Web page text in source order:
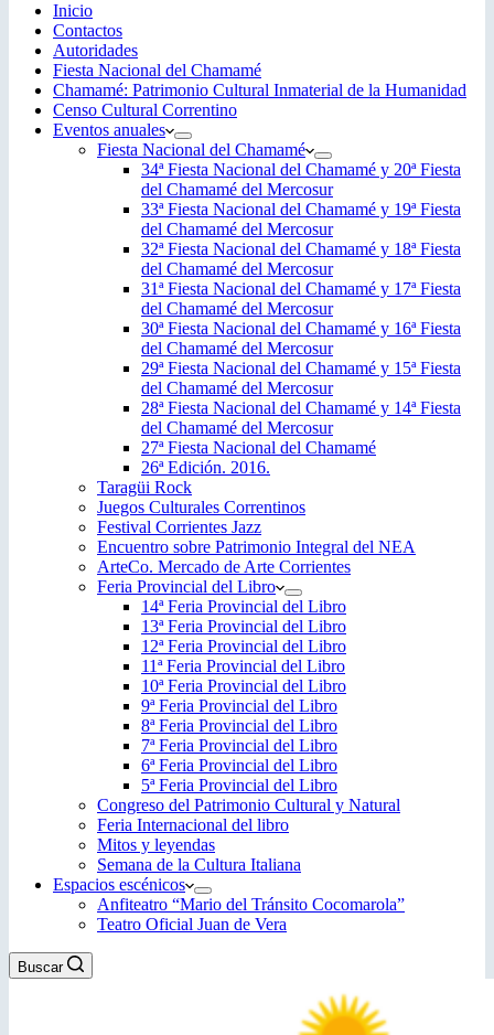
Inicio
Contactos
Autoridades
Fiesta Nacional del Chamamé
Chamamé: Patrimonio Cultural Inmaterial de la Humanidad
Censo Cultural Correntino
Eventos anuales
Fiesta Nacional del Chamamé
34ª Fiesta Nacional del Chamamé y 20ª Fiesta
del Chamamé del Mercosur
33ª Fiesta Nacional del Chamamé y 19ª Fiesta
del Chamamé del Mercosur
32ª Fiesta Nacional del Chamamé y 18ª Fiesta
del Chamamé del Mercosur
31ª Fiesta Nacional del Chamamé y 17ª Fiesta
del Chamamé del Mercosur
30ª Fiesta Nacional del Chamamé y 16ª Fiesta
del Chamamé del Mercosur
29ª Fiesta Nacional del Chamamé y 15ª Fiesta
del Chamamé del Mercosur
28ª Fiesta Nacional del Chamamé y 14ª Fiesta
del Chamamé del Mercosur
27ª Fiesta Nacional del Chamamé
26ª Edición. 2016.
Taragüi Rock
Juegos Culturales Correntinos
Festival Corrientes Jazz
Encuentro sobre Patrimonio Integral del NEA
ArteCo. Mercado de Arte Corrientes
Feria Provincial del Libro
14ª Feria Provincial del Libro
13ª Feria Provincial del Libro
12ª Feria Provincial del Libro
11ª Feria Provincial del Libro
10ª Feria Provincial del Libro
9ª Feria Provincial del Libro
8ª Feria Provincial del Libro
7ª Feria Provincial del Libro
6ª Feria Provincial del Libro
5ª Feria Provincial del Libro
Congreso del Patrimonio Cultural y Natural
Feria Internacional del libro
Mitos y leyendas
Semana de la Cultura Italiana
Espacios escénicos
Anfiteatro “Mario del Tránsito Cocomarola”
Teatro Oficial Juan de Vera
Buscar